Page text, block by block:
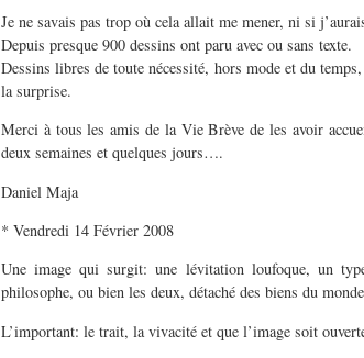
Je ne savais pas trop où cela allait me mener, ni si
Depuis presque 900 dessins ont paru avec ou sans texte.
Dessins libres de toute nécessité, hors mode et du
la surprise.
Merci à tous les amis de la Vie Brève de les avoir
deux semaines et quelques jours….
Daniel Maja
* Vendredi 14 Février 2008
Une image qui surgit: une lévitation loufoque, un
philosophe, ou bien les deux, détaché des biens du
L’important: le trait, la vivacité et que l’image soit